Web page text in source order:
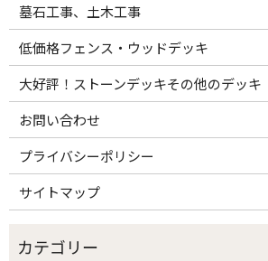
墓石工事、土木工事
低価格フェンス・ウッドデッキ
大好評！ストーンデッキその他のデッキ
お問い合わせ
プライバシーポリシー
サイトマップ